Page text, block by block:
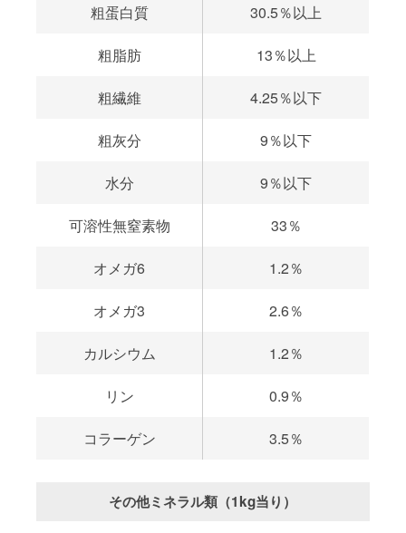
粗蛋白質 30.5％以上
粗脂肪 13％以上
粗繊維 4.25％以下
粗灰分 9％以下
水分 9％以下
可溶性無窒素物 33％
オメガ6 1.2％
オメガ3 2.6％
カルシウム 1.2％
リン 0.9％
コラーゲン 3.5％
その他ミネラル類（1kg当り）